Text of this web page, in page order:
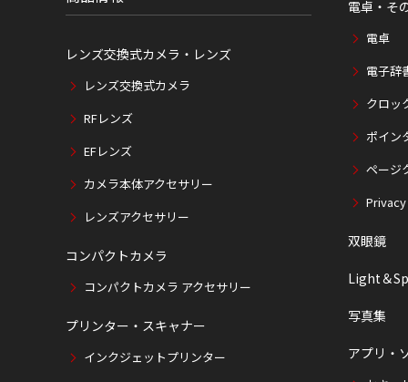
レンズ交換式カメラ・レンズ
レンズ交換式カメラ
RFレンズ
EFレンズ
カメラ本体アクセサリー
レンズアクセサリー
コンパクトカメラ
コンパクトカメラ アクセサリー
プリンター・スキャナー
インクジェットプリンター
電卓・そ
電卓
電子辞
クロッ
ポイン
ページ
Privacy
双眼鏡
Light＆
写真集
アプリ・